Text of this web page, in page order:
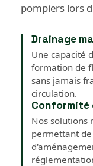
pompiers lors
Drainage
Une capacité
formation de
sans jamais
circulation.
Conformité
Nos solutions
permettant